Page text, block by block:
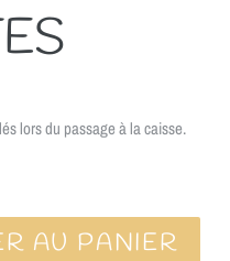
lors du passage à la caisse.
AU PANIER